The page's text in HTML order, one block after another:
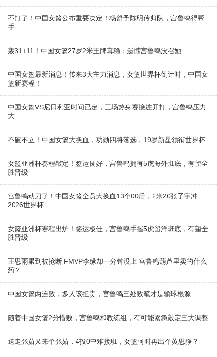
不打了！中国女篮公布重要决定！杨舒予陈明伶归队，宫鲁鸣得帮
手
轰31+11！中国女篮27岁2米王牌真稳：遗憾宫鲁鸣没召她
中国女篮最新消息！传来3大主力消息，女篮世界杯倒计时，中国女
篮新赛程！
中国女篮VS尼日利亚时间已定，三场热身赛接连开打，宫鲁鸣压力
大
不破不立！中国女篮大换血，功勋四将落选，19岁新星领衔世界杯
女篮亚洲杯赛程敲定！签运良好，宫鲁鸣拥有5虎海外班底，有望全
胜晋级
宫鲁鸣动刀了！中国女篮全员大换血13个00后，2米26张子宇冲
2026世界杯
女篮亚洲杯赛程出炉！签运极佳，宫鲁鸣手握5虎留洋班底，有望全
胜晋级
王思雨累到被抢断 FMVP李缘却一分钟没上 宫鲁鸣葫芦里卖的什么
药？
中国女篮两连败，多人该担责，宫鲁鸣三处败笔才是输球根源
随着中国女篮2分惜败，宫鲁鸣和教练组，有可能紧急敲定三大调整
送走张茹又来个张茹，4投0中难接班，女篮何时再出个黄思静？